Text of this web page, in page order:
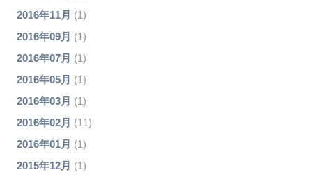
2016年11月 (1)
2016年09月 (1)
2016年07月 (1)
2016年05月 (1)
2016年03月 (1)
2016年02月 (11)
2016年01月 (1)
2015年12月 (1)